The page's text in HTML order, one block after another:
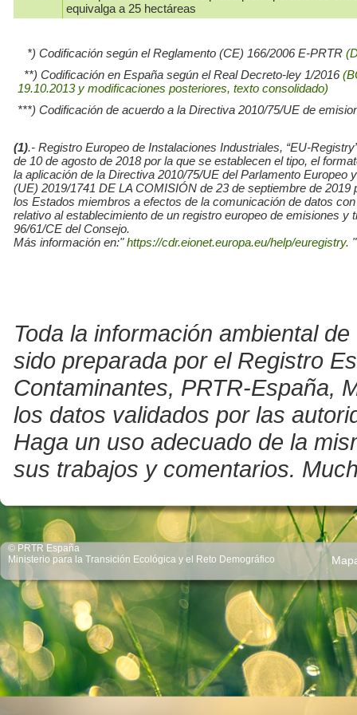
equivalga a 25 hectáreas
*) Codificación según el Reglamento (CE) 166/2006 E-PRTR
**) Codificación en España según el Real Decreto-ley 1/2016
19.10.2013 y modificaciones posteriores, texto consolidado)
***) Codificación de acuerdo a la Directiva 2010/75/UE de
(1).- Registro Europeo de Instalaciones Industriales, “EU-
de 10 de agosto de 2018 por la que se establecen el tipo, el
la aplicación de la Directiva 2010/75/UE del Parlamento
(UE) 2019/1741 DE LA COMISIÓN de 23 de septiembre de
los Estados miembros a efectos de la comunicación de datos
relativo al establecimiento de un registro europeo de emisiones
96/61/CE del Consejo.
Más información en:"https://cdr.eionet.europa.eu/help/euregistry. "
Toda la información ambiental
sido preparada por el Registro
Contaminantes, PRTR-España,
los datos validados por las
Haga un uso adecuado de la
sus trabajos y comentarios.
© PRTR España
Ministerio para la Transición Ecológica y el Reto Demográfico